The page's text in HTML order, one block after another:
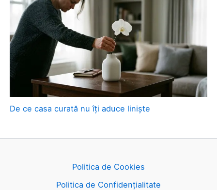
De ce casa curată nu îți aduce liniște
Politica de Cookies
Politica de Confidențialitate